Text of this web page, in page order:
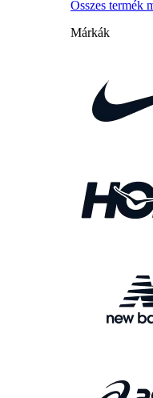
Összes termék
Márkák